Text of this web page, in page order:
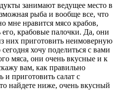
занимают ведущее место в
рыба и вообще все, что
мне нравится мясо крабов,
крабовые палочки. Да, они
них приготовить неимоверную
хочу поделиться с вами
мяса, они очень вкусные и к
вам, как правильно
и приготовить салат с
найдете ниже, очень вкусный